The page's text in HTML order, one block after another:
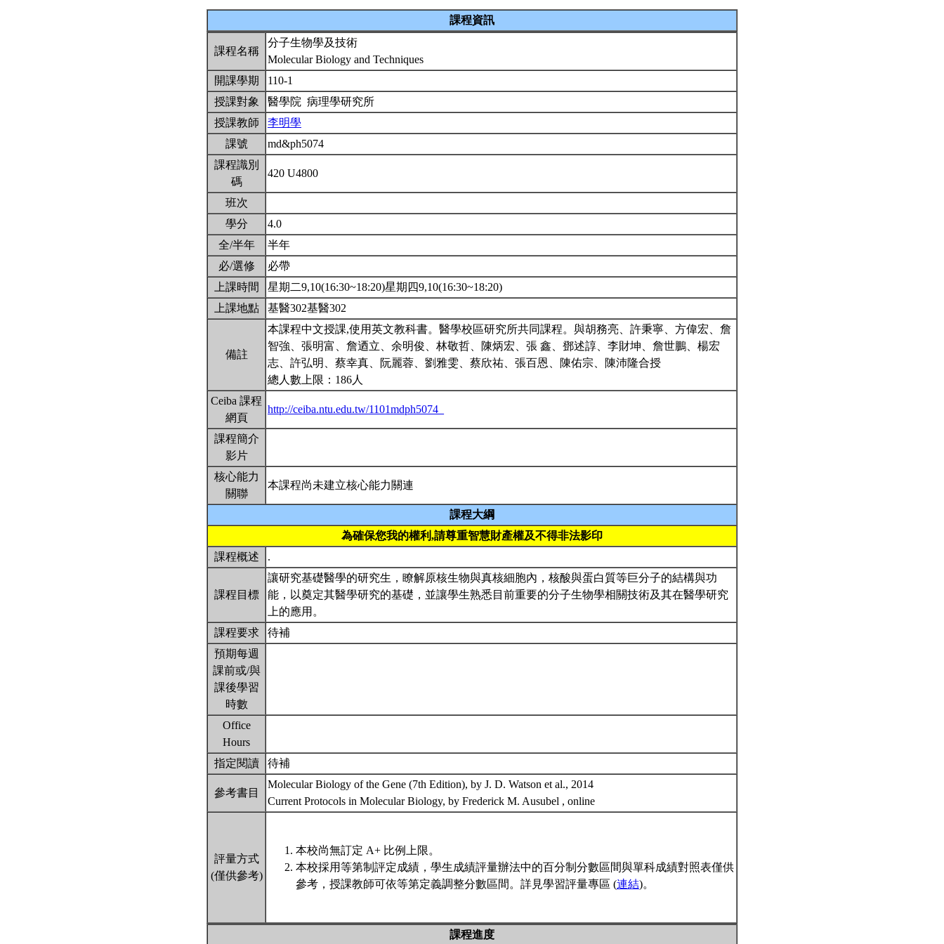
課程資訊
課程名稱
分子生物學及技術
Molecular Biology and Techniques
開課學期
110-1
授課對象
醫學院 病理學研究所
授課教師
李明學
課號
md&ph5074
課程識別
碼
420 U4800
班次
學分
4.0
全/半年
半年
必/選修
必帶
上課時間
星期二9,10(16:30~18:20)星期四9,10(16:30~18:20)
上課地點
基醫302基醫302
備註
本課程中文授課,使用英文教科書。醫學校區研究所共同課程。與胡務亮、許秉寧、方偉宏、詹
智強、張明富、詹迺立、余明俊、林敬哲、陳炳宏、張 鑫、鄧述諄、李財坤、詹世鵬、楊宏
志、許弘明、蔡幸真、阮麗蓉、劉雅雯、蔡欣祐、張百恩、陳佑宗、陳沛隆合授
總人數上限：186人
Ceiba 課程
網頁
http://ceiba.ntu.edu.tw/1101mdph5074_
課程簡介
影片
核心能力
關聯
本課程尚未建立核心能力關連
課程大綱
為確保您我的權利,請尊重智慧財產權及不得非法影印
課程概述
.
課程目標
讓研究基礎醫學的研究生，瞭解原核生物與真核細胞內，核酸與蛋白質等巨分子的結構與功
能，以奠定其醫學研究的基礎，並讓學生熟悉目前重要的分子生物學相關技術及其在醫學研究
上的應用。
課程要求
待補
預期每週
課前或/與
課後學習
時數
Office
Hours
指定閱讀
待補
參考書目
Molecular Biology of the Gene (7th Edition), by J. D. Watson et al., 2014
Current Protocols in Molecular Biology, by Frederick M. Ausubel , online
評量方式
(僅供參考)
本校尚無訂定 A+ 比例上限。
本校採用等第制評定成績，學生成績評量辦法中的百分制分數區間與單科成績對照表僅供
參考，授課教師可依等第定義調整分數區間。詳見學習評量專區 (連結)。
課程進度